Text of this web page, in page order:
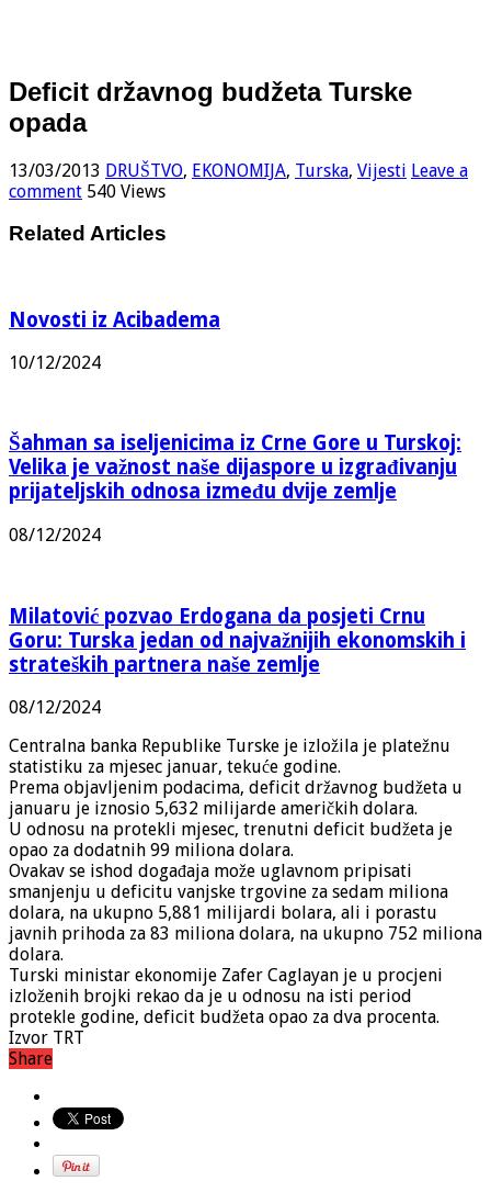
Deficit državnog budžeta Turske
opada
13/03/2013 DRUŠTVO, EKONOMIJA, Turska, Vijesti Leave a
comment 540 Views
Related Articles
Novosti iz Acibadema
10/12/2024
Šahman sa iseljenicima iz Crne Gore u Turskoj:
Velika je važnost naše dijaspore u izgrađivanju
prijateljskih odnosa između dvije zemlje
08/12/2024
Milatović pozvao Erdogana da posjeti Crnu
Goru: Turska jedan od najvažnijih ekonomskih i
strateških partnera naše zemlje
08/12/2024
Centralna banka Republike Turske je izložila je platežnu
statistiku za mjesec januar, tekuće godine.
Prema objavljenim podacima, deficit državnog budžeta u
januaru je iznosio 5,632 milijarde američkih dolara.
U odnosu na protekli mjesec, trenutni deficit budžeta je
opao za dodatnih 99 miliona dolara.
Ovakav se ishod događaja može uglavnom pripisati
smanjenju u deficitu vanjske trgovine za sedam miliona
dolara, na ukupno 5,881 milijardi bolara, ali i porastu
javnih prihoda za 83 miliona dolara, na ukupno 752 miliona
dolara.
Turski ministar ekonomije Zafer Caglayan je u procjeni
izloženih brojki rekao da je u odnosu na isti period
protekle godine, deficit budžeta opao za dva procenta.
Izvor TRT
Share